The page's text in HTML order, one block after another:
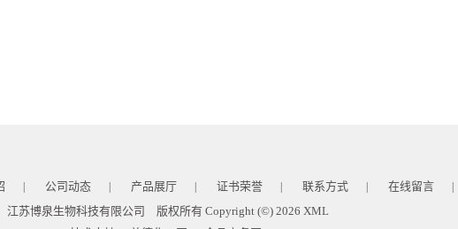
公司动态 产品展厅 证书荣誉 联系方式 在线留言
江苏博泉生物科技有限公司 版权所有 Copyright (©) 2026 XML